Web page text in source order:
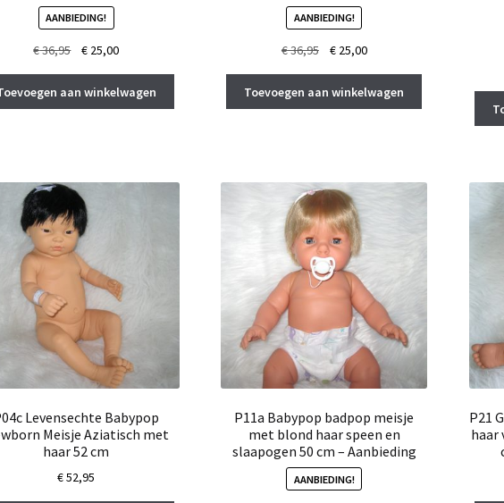
AANBIEDING!
€36,95
Oorspronkelijke
was:
€ 36,95.
€ 25,00Huidige
is:
€ 25,00.
aan winkelwagen
AANBIEDING!
€36,95
Oorspronkelijke
was:
€ 36,95.
€25,00Huidige
is:
€ 25,00.
Toevoegen aan winkelwagen
Levensechte Babypop
Meisje Aziatisch met
haar 52 cm
€52,95
P11a Babypop badpop meisje
met blond haar speen en
slaapogen 50 cm – Aanbieding
AANBIEDING!
P21
haar